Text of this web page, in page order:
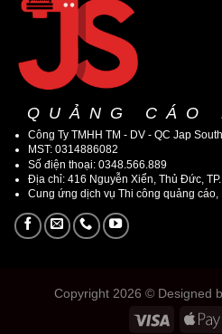
QUẢNG CÁO
Công Ty TMHH TM - DV - QC Jap
MST: 0314886082
Số điện thoại: 0348.566.889
Địa chỉ: 416 Nguyễn Xiển, Thủ Đức,
Cung ứng dịch vụ Thi công quảng cáo,
Copyright 2026 © Designed